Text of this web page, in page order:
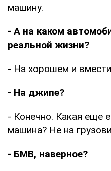
машину.
- А на каком
реальной жизни?
- На хорошем и
- На джипе?
- Конечно. Какая еще
машина? Не на
- БМВ, наверное?